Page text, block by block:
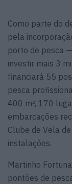
Como parte do
pela
porto de pesca
investir mais 3
financiará 55
pesca
400 m², 170
embarcações
Clube de Vela
instalações.
Martinho
pontões de